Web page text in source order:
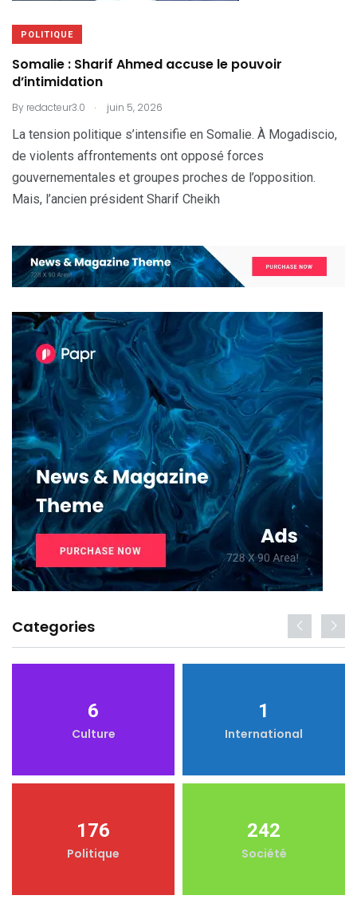
POLITIQUE
Somalie : Sharif Ahmed accuse le pouvoir
d’intimidation
By redacteur3.0 . juin 5, 2026
La tension politique s’intensifie en Somalie. À Mogadiscio,
de violents affrontements ont opposé forces
gouvernementales et groupes proches de l’opposition.
Mais, l’ancien président Sharif Cheikh
Categories
6
Culture
1
International
176
Politique
242
Société